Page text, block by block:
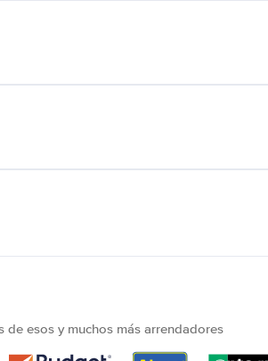
de esos y muchos más arrendadores